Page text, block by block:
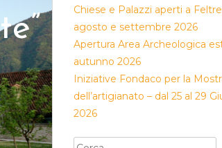
Chiese e Palazzi aperti a
agosto e settembre 2026
Apertura Area Archeologica
autunno 2026
Iniziative Fondaco per la
dell’artigianato – dal 25 al 29
2026
Ricerca